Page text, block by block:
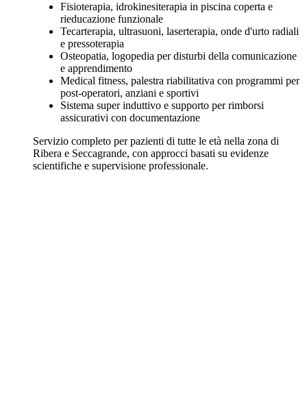
Fisioterapia, idrokinesiterapia in piscina coperta e
rieducazione funzionale
Tecarterapia, ultrasuoni, laserterapia, onde d'urto radiali
e pressoterapia
Osteopatia, logopedia per disturbi della comunicazione
e apprendimento
Medical fitness, palestra riabilitativa con programmi per
post-operatori, anziani e sportivi
Sistema super induttivo e supporto per rimborsi
assicurativi con documentazione
Servizio completo per pazienti di tutte le età nella zona di
Ribera e Seccagrande, con approcci basati su evidenze
scientifiche e supervisione professionale.